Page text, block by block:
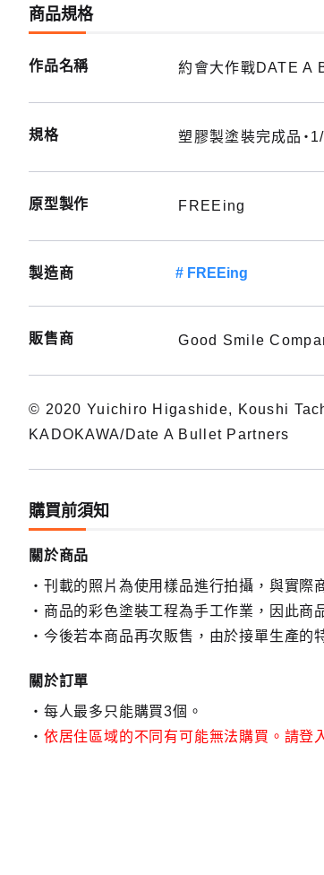
商品規格
作品名稱 約會大作戰DATE A
規格 塑膠製塗裝完成品・
原型製作 FREEing
製造商 FREEing
販售商 Good Smile
© 2020 Yuichiro Higashide, Koushi
KADOKAWA/Date A Bullet Partners
購買前須知
關於商品
刊載的照片為使用樣品進行拍攝，與實際
商品的彩色塗裝工程為手工作業，因此商
今後若本商品再次販售，由於接單生產的
關於訂單
每人最多只能購買3個。
依居住區域的不同有可能無法購買。請登